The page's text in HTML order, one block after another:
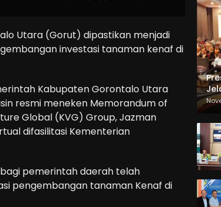
Utara (Gorut) dipastikan menjadi
investasi tanaman kenaf di
Kabupaten Gorontalo Utara
resmi meneken Memorandum of
Global (KVG) Group, Jazman
difasilitasi Kementerian
pemerintah daerah telah
pengembangan tanaman Kenaf di